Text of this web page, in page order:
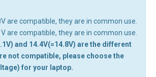
are compatible, they are in common use.
are compatible, they are in common use.
and 14.4V(=14.8V) are the different
not compatible, please choose the
for your laptop.